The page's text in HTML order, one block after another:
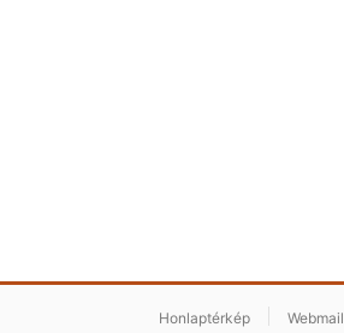
Honlaptérkép Webmail